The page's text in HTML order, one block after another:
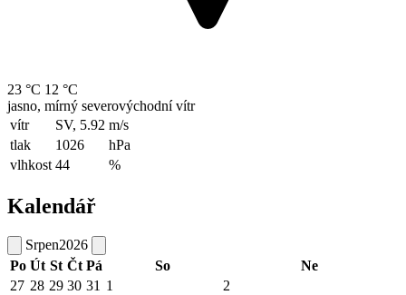
23 °C 12 °C
jasno, mírný severovýchodní vítr
vítr
SV, 5.92 m/s
tlak
1026
hPa
vlhkost 44 %
Kalendář
Srpen2026
Po Út St Čt Pá So
Ne
27 28 29 30 31 1 2